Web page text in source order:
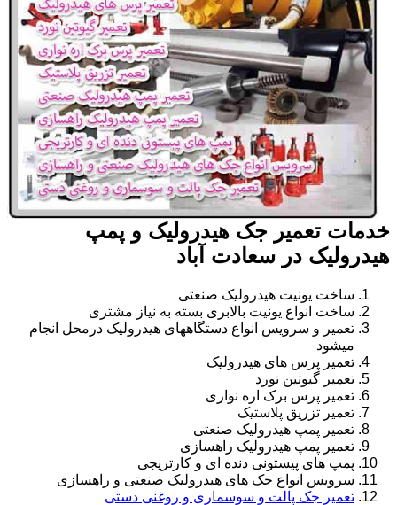
خدمات تعمیر جک هیدرولیک و پمپ
هیدرولیک در سعادت آباد
ساخت یونیت هیدرولیک صنعتی
ساخت انواع یونیت بالابری بسته به نیاز مشتری
تعمیر و سرویس انواع دستگاههای هیدرولیک درمحل انجام
میشود
تعمیر پرس های هیدرولیک
تعمیر گیوتین نورد
تعمیر پرس برک اره نواری
تعمیر تزریق پلاستیک
تعمیر پمپ هیدرولیک صنعتی
تعمیر پمپ هیدرولیک راهسازی
پمپ های پیستونی دنده ای و کارتریجی
سرویس انواع جک های هیدرولیک صنعتی و راهسازی
تعمیر جک پالت و سوسماری و روغنی دستی